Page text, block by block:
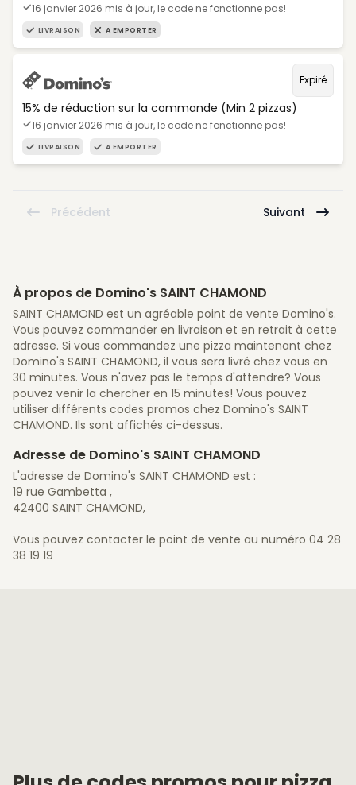
16 janvier 2026 mis à jour, le code ne fonctionne pas!
LIVRAISON A EMPORTER
Expiré
15% de réduction sur la commande (Min 2 pizzas)
16 janvier 2026 mis à jour, le code ne fonctionne pas!
LIVRAISON A EMPORTER
Précédent Suivant
À propos de Domino's SAINT CHAMOND
SAINT CHAMOND est un agréable point de vente Domino's.
Vous pouvez commander en livraison et en retrait à cette
adresse. Si vous commandez une pizza maintenant chez
Domino's SAINT CHAMOND, il vous sera livré chez vous en
30 minutes. Vous n'avez pas le temps d'attendre? Vous
pouvez venir la chercher en 15 minutes! Vous pouvez
utiliser différents codes promos chez Domino's SAINT
CHAMOND. Ils sont affichés ci-dessus.
Adresse de Domino's SAINT CHAMOND
L'adresse de Domino's SAINT CHAMOND est :
19 rue Gambetta ,
42400 SAINT CHAMOND,
Vous pouvez contacter le point de vente au numéro 04 28
38 19 19